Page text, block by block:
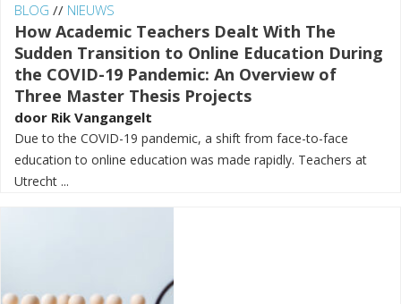
BLOG // NIEUWS
How Academic Teachers Dealt With The
Sudden Transition to Online Education During
the COVID-19 Pandemic: An Overview of
Three Master Thesis Projects
door Rik Vangangelt
Due to the COVID-19 pandemic, a shift from face-to-face
education to online education was made rapidly. Teachers at
Utrecht ...